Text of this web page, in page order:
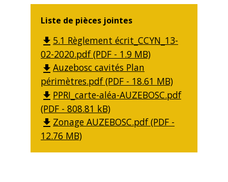
Liste de pièces jointes
file_download 5.1 Règlement écrit_CCYN_13-
02-2020.pdf (PDF - 1.9 MB)
file_download Auzebosc cavités Plan
périmètres.pdf (PDF - 18.61 MB)
file_download PPRI_carte-aléa-AUZEBOSC.pdf
(PDF - 808.81 kB)
file_download Zonage AUZEBOSC.pdf (PDF -
12.76 MB)